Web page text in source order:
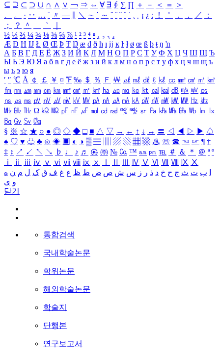
⊆ ⊇ ⊂ ⊃ ∪ ∩ ∧ ∨ ￢ ⇒ ⇔ ∀ ∃ ∮ ∑ ∏ ＋ － ＜ ＝
＞
、
。 · ‥ … ¨ 〃 ― ＼ ∼ ´ ～ ˇ ˘ ˝ ˚ ˙ ¸ ¡ ¿ ː ！ ＇ ， ． ／
：
；
？ ＾ ｀
½ ⅓ ⅔ ¼ ¾ ⅛ ⅜ ⅝ ⅞ ¹ ² ³ ⁴ ⁿ ₁ ₂ ₃ ₄
Æ Ð Ħ Ĳ Ł Ø Œ Þ Ŧ Ŋ æ đ ð ħ ı ĳ ĸ ŀ ł ø œ ß þ ŧ ŋ ŉ
А Б В Г Д Е Ё Ж З И Й К Л М Н О П Р С Т У Ф Х Ц Ч Ш Щ Ъ
Ы Ь Э Ю Я а б в г д е ё ж з и й к л м н о п р с т у ф х ц ч ш щ ъ
ы ь э ю я
′ ″ ℃ Å ￠ ￡ ￥ ¤ ℉ ‰ ＄ ％ Ｆ ￦ ㎕ ㎖ ㎗ ℓ ㎘ ㏄ ㎣ ㎤ ㎥ ㎦
㎙ ㎚ ㎛ ㎜ ㎝ ㎞ ㎟ ㎠ ㎡ ㎢ ㏊ ㎍ ㎎ ㎏ ㏏ ㎈ ㎉ ㏈ ㎧ ㎨ ㎰
㎱ ㎲ ㎳ ㎴ ㎵ ㎶ ㎷ ㎸ ㎹ ㎀ ㎁ ㎂ ㎃ ㎄ ㎺ ㎻ ㎽ ㎾ ㎿ ㎐ ㎑
㎒ ㎓ ㎔ Ω ㏀ ㏁ ㎊ ㎋ ㎌ ㏖ ㏅ ㎭ ㎮ ㎯ ㏛ ㎩ ㎪ ㎫ ㎬ ㏝ ㏐
㏓
㏃ ㏉ ㏜ ㏆
§ ※ ☆ ★ ○ ● ◎ ◇ ◆ □ ■ △ ▽ → ← ↑ ↓ ↔ 〓 ◁ ◀ ▷ ▶ ♤
♠ ♡ ♥ ♧ ♣ ⊙ ◈ ▣ ◐ ◑ ▒ ▤ ▨ ▧ ▦ ▩ ♨ ☏ ☎ ☜ ☞ ¶ †
‡ ↕ ↗ ↙ ↖ ↘ ♭ ♩ ♪ ♬ ㉿ ㈜ № ㏇ ™ ㏂ ㏘ ℡ ＃ ＆ ＊ ＠ ª º
ⅰ
ⅱ ⅲ ⅳ ⅴ ⅵ ⅶ ⅷ ⅸ ⅹ Ⅳ Ⅴ Ⅵ Ⅶ Ⅷ Ⅸ Ⅹ
ب ت ث ج ح خ د ذ ر ز س ش ص ض ط ظ ع غ ف ق ک ل م ن ه
و ی
닫기
통합검색
국내학술논문
학위논문
해외학술논문
학술지
단행본
연구보고서